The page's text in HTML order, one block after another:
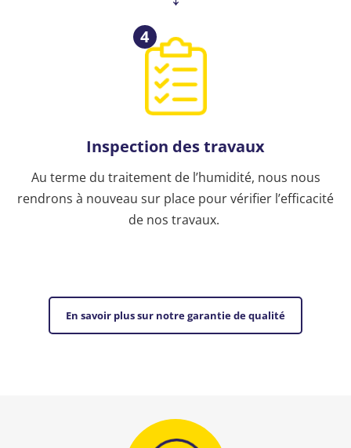
4
Inspection des travaux
Au terme du traitement de l’humidité, nous nous
rendrons à nouveau sur place pour vérifier l’efficacité
de nos travaux.
En savoir plus sur notre garantie de qualité